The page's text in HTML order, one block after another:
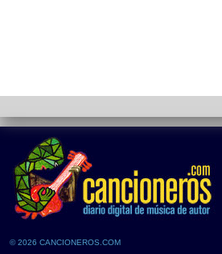
© 2026 CANCIONEROS.COM